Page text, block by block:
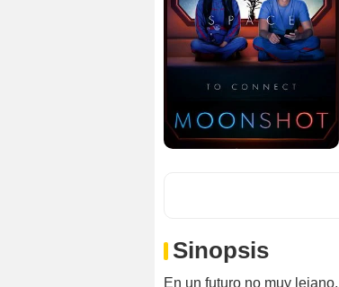
Sinopsis
En un futuro no muy